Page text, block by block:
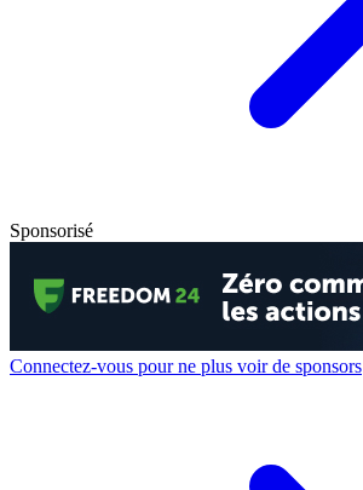
Sponsorisé
Connectez-vous pour ne plus voir de sponsors